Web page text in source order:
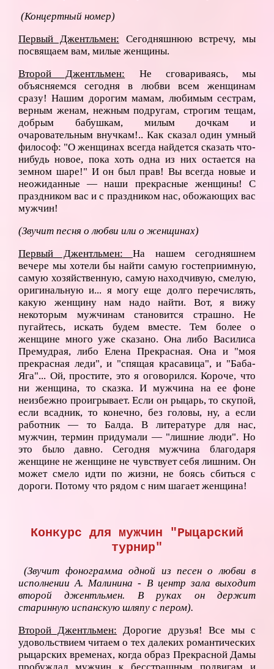
(Концертный номер)
Первый Джентльмен: Сегодняшнюю встречу, мы
посвящаем вам, милые женщины.
Второй Джентльмен: Не сговариваясь, мы
объясняемся сегодня в любви всем женщинам
сразу! Нашим дорогим мамам, любимым сестрам,
верным женам, нежным подругам, строгим тещам,
добрым бабушкам, милым дочкам и
очаровательным внучкам!.. Как сказал один умный
философ: "О женщинах всегда найдется сказать что-
нибудь новое, пока хоть одна из них остается на
земном шаре!" И он был прав! Вы всегда новые и
неожиданные — наши прекрасные женщины! С
праздником вас и с праздником нас, обожающих вас
мужчин!
(Звучит песня о любви или о женщинах)
Первый Джентльмен: На нашем сегодняшнем
вечере мы хотели бы найти самую гостеприимную,
самую хозяйственную, самую находчивую, смелую,
оригинальную и... я могу еще долго перечислять,
какую женщину нам надо найти. Вот, я вижу
некоторым мужчинам становится страшно. Не
пугайтесь, искать будем вместе. Тем более о
женщине много уже сказано. Она либо Василиса
Премудрая, либо Елена Прекрасная. Она и "моя
прекрасная леди", и "спящая красавица", и "Баба-
Яга"... Ой, простите, это я оговорился. Короче, что
ни женщина, то сказка. И мужчина на ее фоне
неизбежно проигрывает. Если он рыцарь, то скупой,
если всадник, то конечно, без головы, ну, а если
работник — то Балда. В литературе для нас,
мужчин, термин придумали — "лишние люди". Но
это было давно. Сегодня мужчина благодаря
женщине не женщине не чувствует себя лишним. Он
может смело идти по жизни, не боясь сбиться с
дороги. Потому что рядом с ним шагает женщина!
Конкурс для мужчин "Рыцарский
турнир"
(Звучит фонограмма одной из песен о любви в
исполнении А. Малинина - В центр зала выходит
второй джентльмен. В руках он держит
старинную испанскую шляпу с пером).
Второй Джентльмен: Дорогие друзья! Все мы с
удовольствием читаем о тех далеких романтических
рыцарских временах, когда образ Прекрасной Дамы